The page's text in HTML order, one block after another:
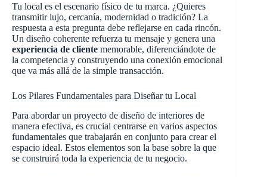
Tu local es el escenario físico de tu marca. ¿Quieres
transmitir lujo, cercanía, modernidad o tradición? La
respuesta a esta pregunta debe reflejarse en cada rincón.
Un diseño coherente refuerza tu mensaje y genera una
experiencia de cliente memorable, diferenciándote de
la competencia y construyendo una conexión emocional
que va más allá de la simple transacción.
Los Pilares Fundamentales para Diseñar tu Local
Para abordar un proyecto de diseño de interiores de
manera efectiva, es crucial centrarse en varios aspectos
fundamentales que trabajarán en conjunto para crear el
espacio ideal. Estos elementos son la base sobre la que
se construirá toda la experiencia de tu negocio.